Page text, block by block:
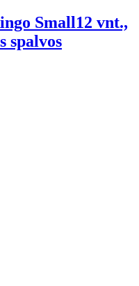
Small12 vnt.,
spalvos